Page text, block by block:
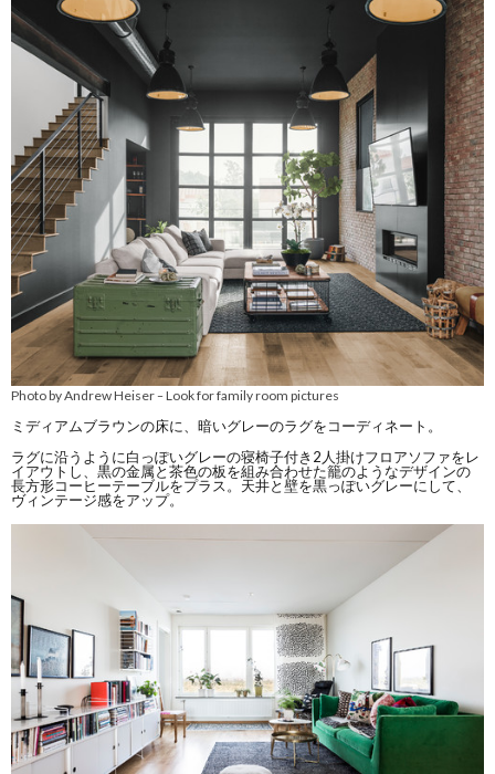
Photo by Andrew Heiser–Look for family room pictures
ミディアムブラウンの床に、暗いグレーのラグをコーディネート。
ラグに沿うように白っぽいグレーの寝椅子付き2人掛けフロアソファをレ
イアウトし、黒の金属と茶色の板を組み合わせた籠のようなデザインの
長方形コーヒーテーブルをプラス。天井と壁を黒っぽいグレーにして、
ヴィンテージ感をアップ。